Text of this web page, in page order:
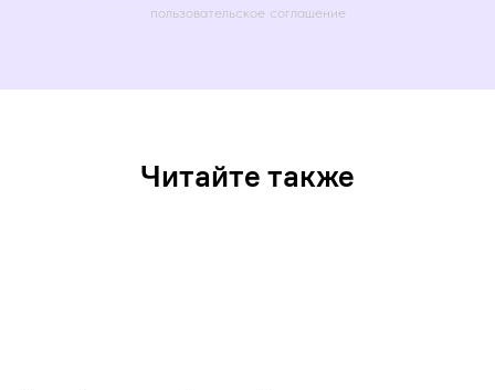
пользовательское соглашение
Читайте также